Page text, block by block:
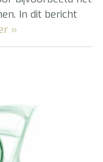
In dit bericht
»